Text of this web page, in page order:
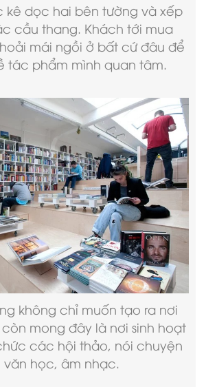
kê dọc hai bên tường và xếp
cầu thang. Khách tới mua
mái ngồi ở bất cứ đâu để
tác phẩm mình quan tâm.
không chỉ muốn tạo ra nơi
mong đây là nơi sinh hoạt
các hội thảo, nói chuyện
văn học, âm nhạc.